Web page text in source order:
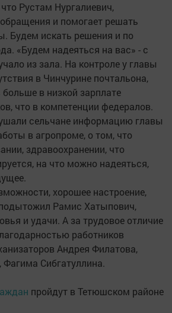
Рустам Нургалиевич,
и помогает решать
Будем искать решения и по
«Будем надеяться на вас» - с
из зала. На контроле у главы
в Чинчурине почтальона,
в низкой зарплате
что в компетенции федералов.
сельчане информацию главы
в агропроме, о том, что
здравоохранении, что
на что можно надеяться,
хорошее настроение,
Рамис Хатыпович,
и удачи. А за трудовое отличие
работников
Андрея Филатова,
Фагима Сибгатуллина.
пройдут в Тетюшском районе